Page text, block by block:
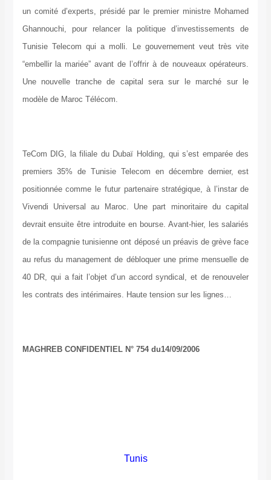
un comité d’experts, présidé par le premier ministre Mohamed
Ghannouchi, pour relancer la politique d’investissements de
Tunisie Telecom qui a molli. Le gouvernement veut très vite
“embellir la mariée” avant de l’offrir à de nouveaux opérateurs.
Une nouvelle tranche de capital sera sur le marché sur le
modèle de Maroc Télécom.
TeCom DIG, la filiale du Dubaï Holding, qui s’est emparée des
premiers 35% de Tunisie Telecom en décembre dernier, est
positionnée comme le futur partenaire stratégique, à l’instar de
Vivendi Universal au Maroc. Une part minoritaire du capital
devrait ensuite être introduite en bourse. Avant-hier, les salariés
de la compagnie tunisienne ont déposé un préavis de grève face
au refus du management de débloquer une prime mensuelle de
40 DR, qui a fait l’objet d’un accord syndical, et de renouveler
les contrats des intérimaires. Haute tension sur les lignes…
MAGHREB CONFIDENTIEL N° 754 du14/09/2006
Tunis